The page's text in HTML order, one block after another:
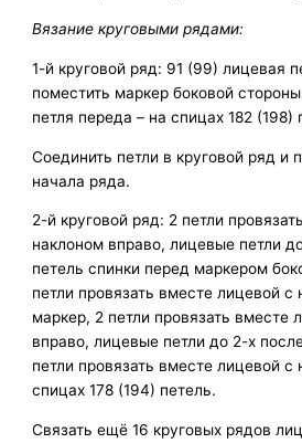
Вязание круговыми рядами:
1-й круговой ряд: 91 (99) лицевая
поместить маркер боковой
петля переда – на спицах 182 (198)
Соединить петли в круговой ряд и
начала ряда.
2-й круговой ряд: 2 петли
наклоном вправо, лицевые петли
петель спинки перед маркером
петли провязать вместе лицевой с
маркер, 2 петли провязать вместе
вправо, лицевые петли до 2-х
петли провязать вместе лицевой с
спицах 178 (194) петель.
Связать ещё 16 круговых рядов